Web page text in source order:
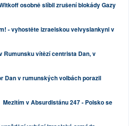
osobně slíbil zrušení blokády Gazy
- vyhostěte izraelskou velvyslankyni v
Rumunsku vítězí centrista Dan, v
Dan v rumunských volbách porazil
Mezitím v Absurdistánu 247 - Polsko se